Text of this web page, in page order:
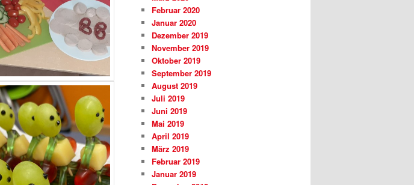
Februar 2020
Januar 2020
Dezember 2019
November 2019
Oktober 2019
September 2019
August 2019
Juli 2019
Juni 2019
Mai 2019
April 2019
März 2019
Februar 2019
Januar 2019